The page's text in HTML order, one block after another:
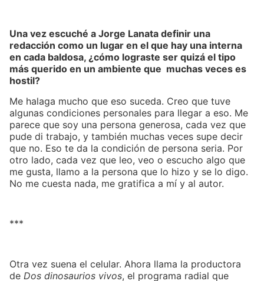
Una vez escuché a Jorge Lanata definir una
redacción como un lugar en el que hay una interna
en cada baldosa, ¿cómo lograste ser quizá el tipo
más querido en un ambiente que muchas veces es
hostil?
Me halaga mucho que eso suceda. Creo que tuve
algunas condiciones personales para llegar a eso. Me
parece que soy una persona generosa, cada vez que
pude di trabajo, y también muchas veces supe decir
que no. Eso te da la condición de persona seria. Por
otro lado, cada vez que leo, veo o escucho algo que
me gusta, llamo a la persona que lo hizo y se lo digo.
No me cuesta nada, me gratifica a mí y al autor.
***
Otra vez suena el celular. Ahora llama la productora
de Dos dinosaurios vivos, el programa radial que